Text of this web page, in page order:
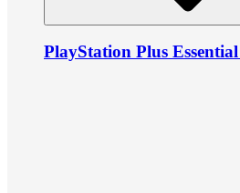
PlayStation Plus